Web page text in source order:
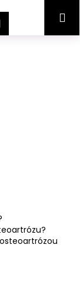
PřihlášeníNákupní